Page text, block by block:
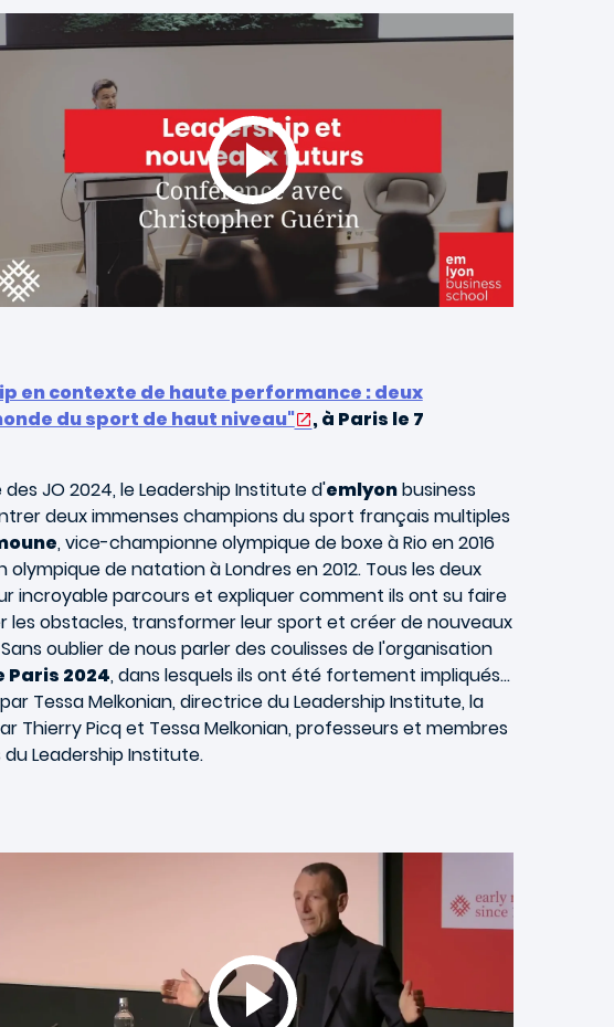
en contexte de haute performance : deux
du sport de haut niveau"
, à Paris le 7
JO 2024, le Leadership Institute d'emlyonbusiness
deux immenses champions du sport français multiples
, vice-championne olympique de boxe à Rio en 2016
olympique de natation à Londres en 2012. Tous les deux
incroyable parcours et expliquer comment ils ont su faire
obstacles, transformer leur sport et créer de nouveaux
oublier de nous parler des coulisses de l'organisation
Paris 2024, dans lesquels ils ont été fortement impliqués...
Tessa Melkonian, directrice du Leadership Institute, la
Thierry Picq et Tessa Melkonian, professeurs et membres
Leadership Institute.